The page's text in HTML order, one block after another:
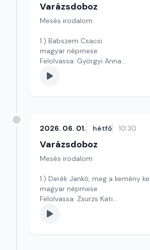
Varázsdoboz
Mesés irodalom
1.) Babszem Csacsi
magyar népmese
Felolvassa: Györgyi Anna
Szerkesztő: Varga Andrea
2026. 06. 01. hétfő 10:30
Varázsdoboz
Mesés irodalom
1.) Derék Jankó, meg a kemény
magyar népmese
Felolvassa: Zsurzs Kati
Szerkesztő: Varga Andrea